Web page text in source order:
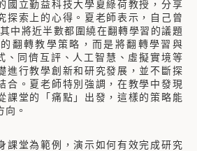
國立勤益科技大學夏綠荷教授，分享
探索上的心得。夏老師表示，自己曾
中將近半數都圍繞在翻轉學習的議題
翻轉教學策略，而是將翻轉學習與
、同儕互評、人工智慧、虛擬實境等
進行教學創新和研究發展，並不斷探
合。夏老師特別強調，在教學中發現
課堂的「痛點」出發，這樣的策略能
。
課堂為範例，演示如何有效完成研究